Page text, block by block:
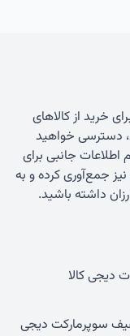
خرید از کالاهای
دسترسی خواهید
اطلاعات جانبی برای
جمع‌آوری کرده و به
داشته باشید.
دیجی کالا
سوپرمارکت دیجی